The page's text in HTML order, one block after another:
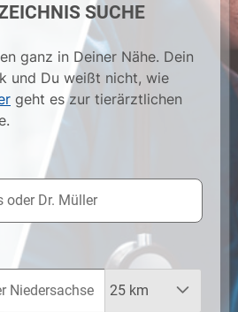
SUCHE
ganz in Deiner Nähe. Dein
und Du weißt nicht, wie
geht es zur tierärztlichen